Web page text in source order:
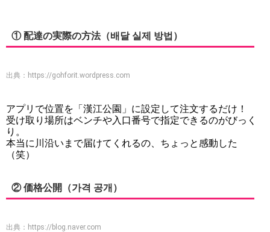
① 配達の実際の方法（배달 실제 방법）
出典： https://gohforit.wordpress.com
アプリで位置を「漢江公園」に設定して注文するだけ！
受け取り場所はベンチや入口番号で指定できるのがびっく
り。
本当に川沿いまで届けてくれるの、ちょっと感動した
（笑）
② 価格公開（가격 공개）
出典： https://blog.naver.com